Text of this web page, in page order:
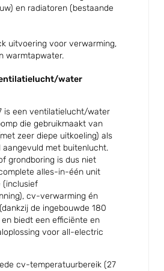
en radiatoren (bestaande
uitvoering voor verwarming,
warmtapwater.
water
is een ventilatielucht/water
die gebruikmaakt van
zeer diepe uitkoeling) als
aangevuld met buitenlucht.
grondboring is dus niet
alles-in-één unit
(inclusief
cv-verwarming én
de ingebouwde 180
en biedt een efficiënte en
voor all-electric
cv-temperatuurbereik (27